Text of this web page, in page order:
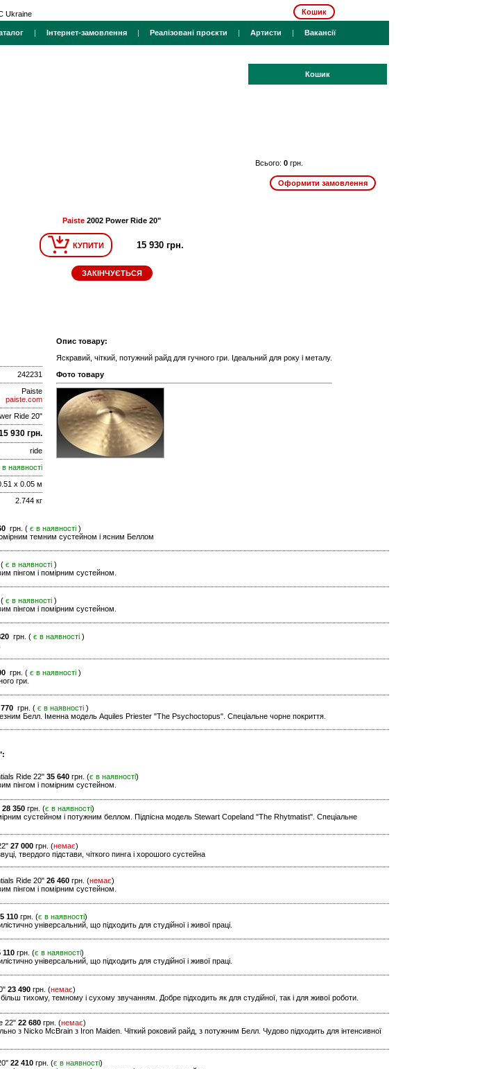
Ukraine Кошик
| Інтернет-замовлення | Реалізовані проєкти | Артисти | Вакансії
Кошик
Всього: 0 грн.
Paiste 2002 Power Ride 20"
КУПИТИ 15 930 грн.
ЗАКІНЧУЄТЬСЯ
242231
Paiste
paiste.com
Ride 20"
930 грн.
ride
в наявності
x 0.05 м
2.744 кг
Опис товару:
Яскравий, чіткий, потужний райд для гучного гри. Ідеальний для року і металу.
Фото товару
грн. ( є в наявності )
темним сустейном і ясним Беллом
( є в наявності )
пінгом і помірним сустейном.
( є в наявності )
пінгом і помірним сустейном.
грн. ( є в наявності )
грн. ( є в наявності )
гри.
грн. ( є в наявності )
Белл. Іменна модель Aquiles Priester "The Psychoctopus". Спеціальне чорне покриття.
Ride 22" 35 640 грн. (є в наявності)
пінгом і помірним сустейном.
28 350 грн. (є в наявності)
сустейном і потужним беллом. Підпісна модель Stewart Copeland "The Rhytmatist". Спеціальне
27 000 грн. (немає)
твердого підстави, чіткого пинга і хорошого сустейна
Ride 20" 26 460 грн. (немає)
пінгом і помірним сустейном.
110 грн. (є в наявності)
універсальний, що підходить для студійної і живої праці.
110 грн. (є в наявності)
універсальний, що підходить для студійної і живої праці.
23 490 грн. (немає)
тихому, темному і сухому звучанням. Добре підходить як для студійної, так і для живої роботи.
22" 22 680 грн. (немає)
з Nicko McBrain з Iron Maiden. Чіткий роковий райд, з потужним Белл. Чудово підходить для інтенсивної
22 410 грн. (є в наявності)